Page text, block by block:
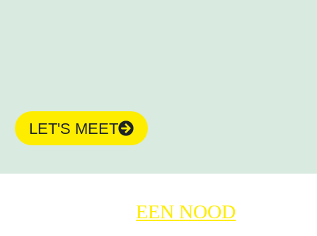
LET'S MEET
IK HEBEEN NOOD